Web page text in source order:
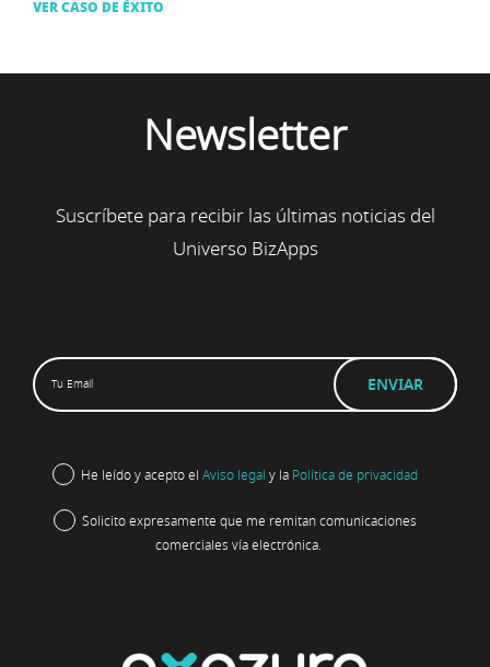
VER CASO DE ÉXITO
Newsletter
Suscríbete para recibir las últimas noticias del
Universo BizApps
He leído y acepto el Aviso legal y la Política de privacidad
Solicito expresamente que me remitan comunicaciones
comerciales vía electrónica.